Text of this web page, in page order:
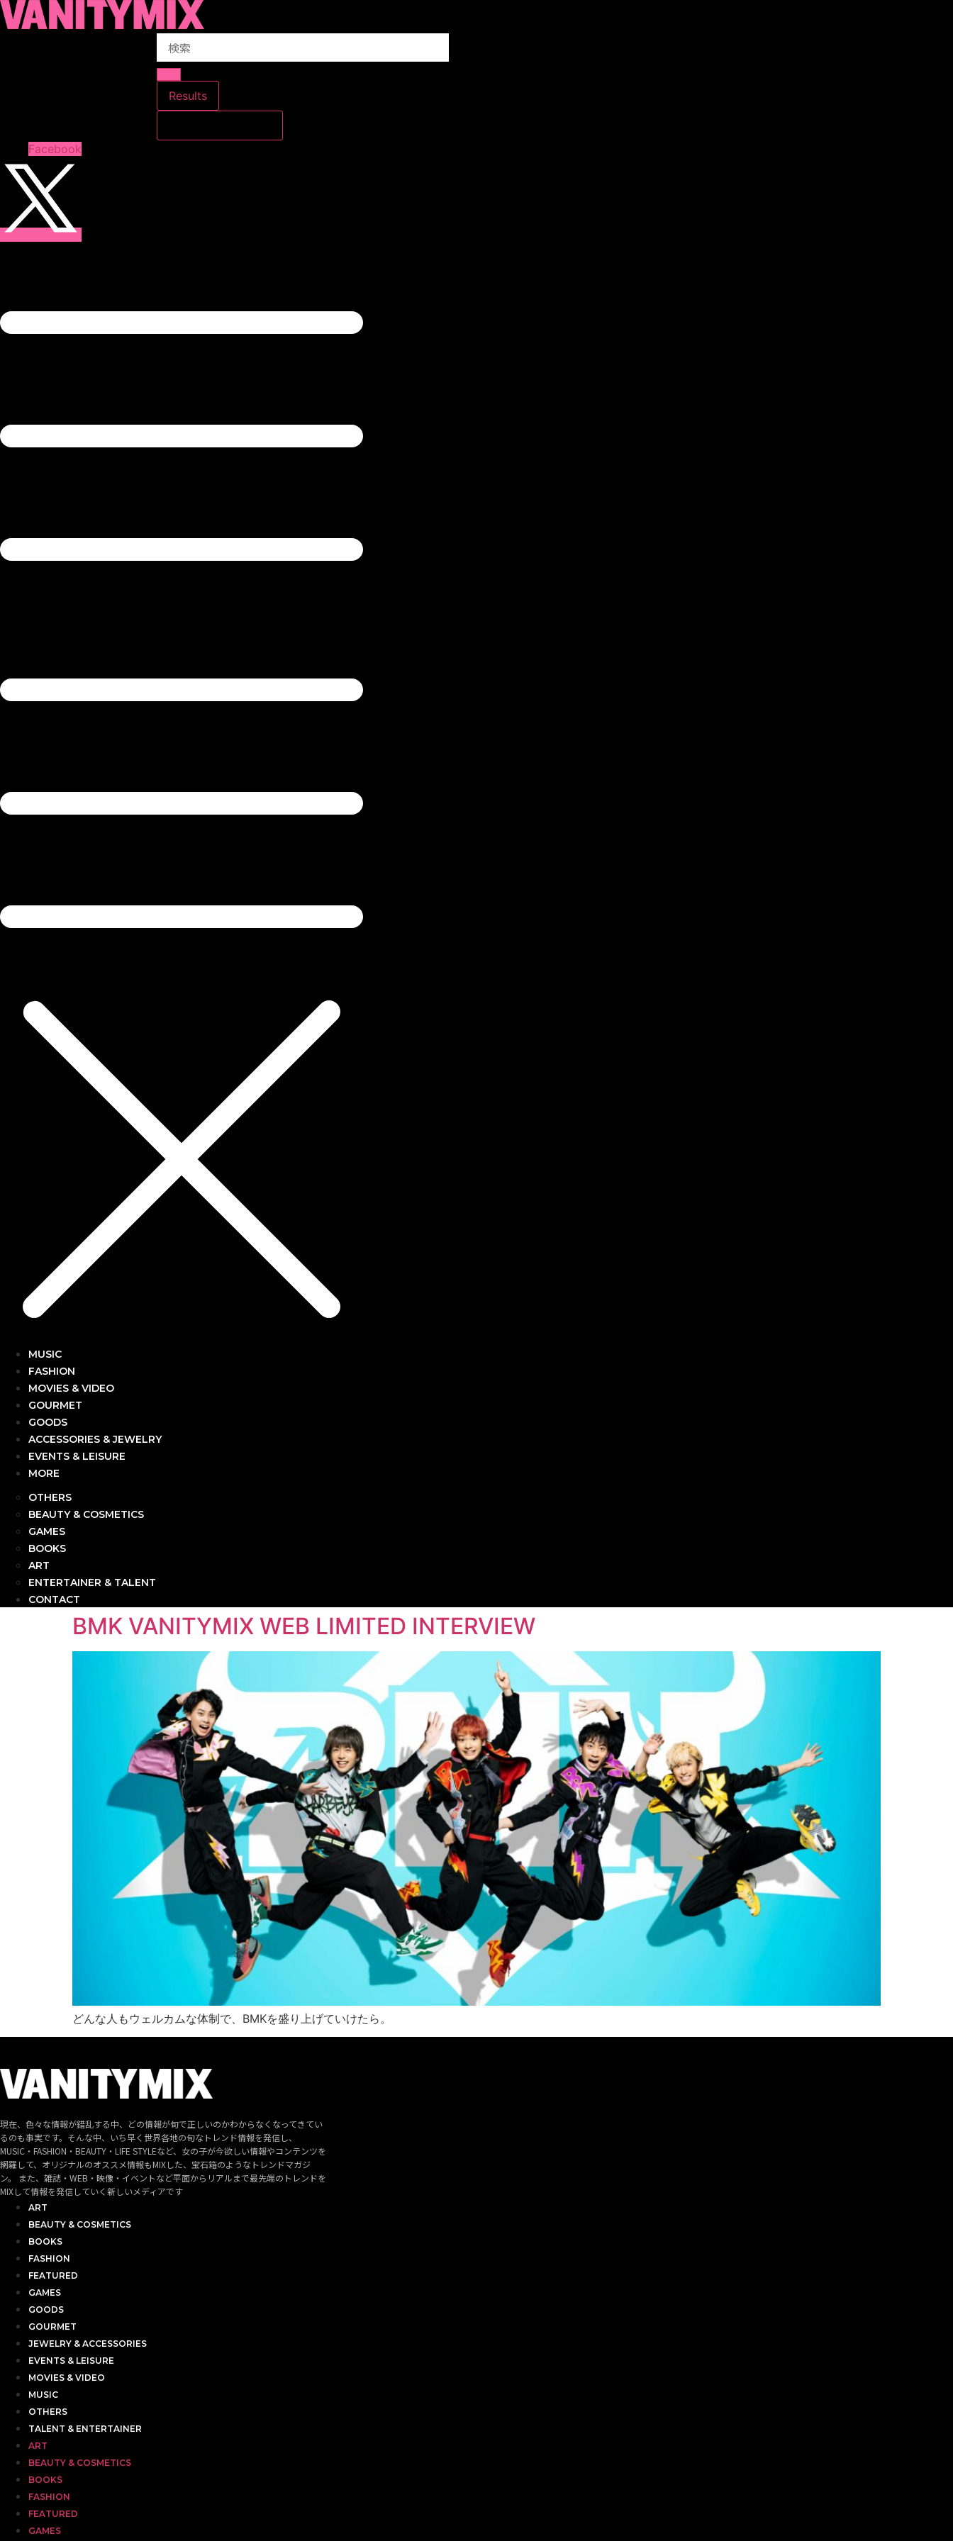
コ
ン
プ
Search
Results
Facebook
MUSIC
FASHION
MOVIES & VIDEO
GOURMET
GOODS
ACCESSORIES & JEWELRY
EVENTS & LEISURE
MORE
OTHERS
BEAUTY & COSMETICS
GAMES
BOOKS
ART
ENTERTAINER & TALENT
CONTACT
BMK VANITYMIX WEB LIMITED INTERVIEW
どんな人もウェルカムな体制で、BMKを盛り上げていけたら。
現在、色々な情報が錯乱する中、どの情報が旬で正しいのかわからなくなってきてい
るのも事実です。そんな中、いち早く世界各地の旬なトレンド情報を発信し、
MUSIC・FASHION・BEAUTY・LIFE STYLEなど、女の子が今欲しい情報やコンテンツを
網羅して、オリジナルのオススメ情報もMIXした、宝石箱のようなトレンドマガジ
ン。 また、雑誌・WEB・映像・イベントなど平面からリアルまで最先端のトレンドを
MIXして情報を発信していく新しいメディアです
ART
BEAUTY & COSMETICS
BOOKS
FASHION
FEATURED
GAMES
GOODS
GOURMET
JEWELRY & ACCESSORIES
EVENTS & LEISURE
MOVIES & VIDEO
MUSIC
OTHERS
TALENT & ENTERTAINER
ART
BEAUTY & COSMETICS
BOOKS
FASHION
FEATURED
GAMES